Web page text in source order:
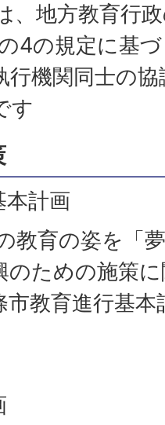
、地方教育行
4の規定に基
行機関同士の
す
本計画
教育の姿を「
のための施策
市教育進行基